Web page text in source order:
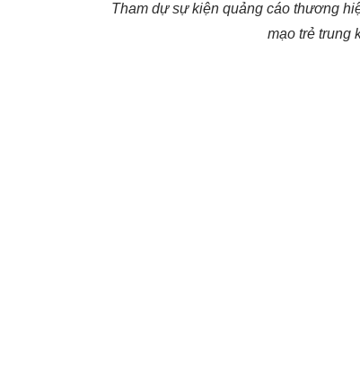
Tham dự sự kiện quảng cáo thương
mạo trẻ trung